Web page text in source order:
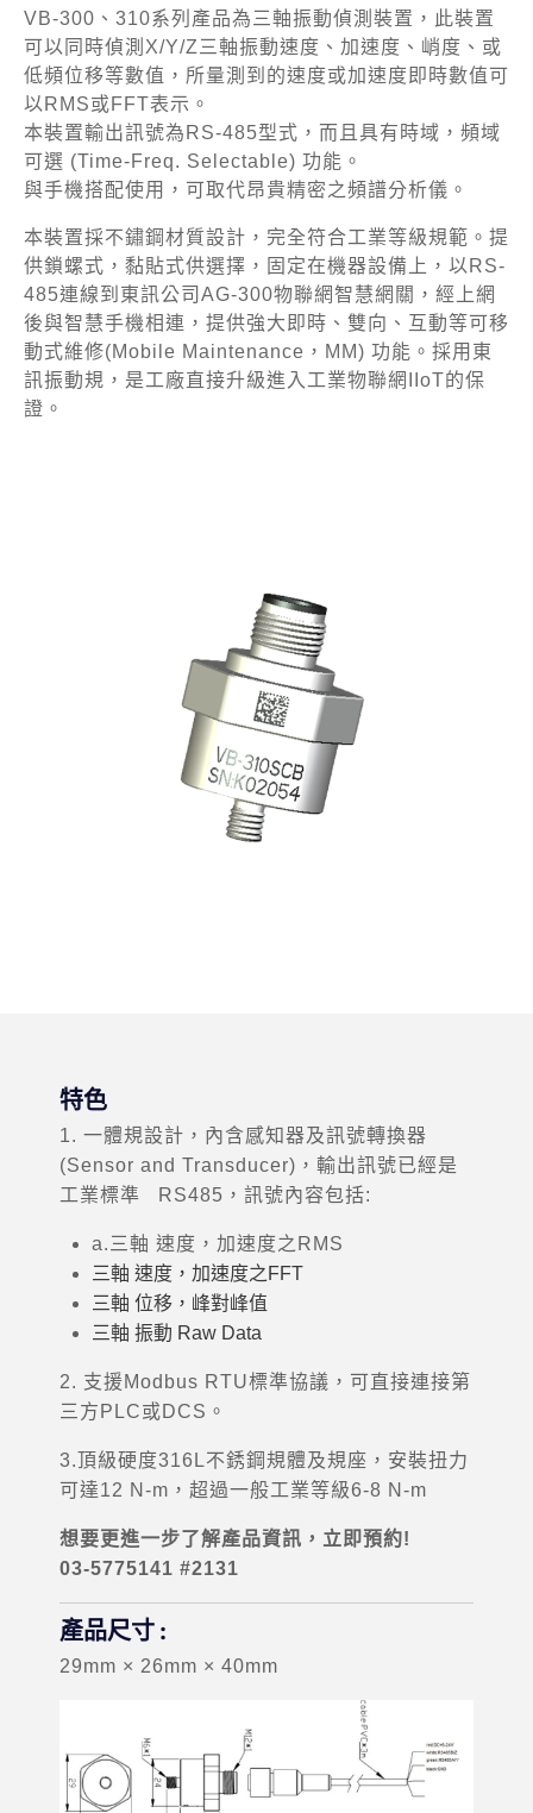
VB-300、310系列產品為三軸振動偵測裝置，此裝置
可以同時偵測X/Y/Z三軸振動速度、加速度、峭度、或
低頻位移等數值，所量測到的速度或加速度即時數值可
以RMS或FFT表示。
本裝置輸出訊號為RS-485型式，而且具有時域，頻域
可選 (Time-Freq. Selectable) 功能。
與手機搭配使用，可取代昂貴精密之頻譜分析儀。
本裝置採不鏽鋼材質設計，完全符合工業等級規範。提
供鎖螺式，黏貼式供選擇，固定在機器設備上，以RS-
485連線到東訊公司AG-300物聯網智慧網關，經上網
後與智慧手機相連，提供強大即時、雙向、互動等可移
動式維修(Mobile Maintenance，MM) 功能。採用東
訊振動規，是工廠直接升級進入工業物聯網IIoT的保
證。
特色
1. 一體規設計，內含感知器及訊號轉換器
(Sensor and Transducer)，輸出訊號已經是
工業標準 RS485，訊號內容包括:
a.三軸 速度，加速度之RMS
三軸 速度，加速度之FFT
三軸 位移，峰對峰值
三軸 振動 Raw Data
2. 支援Modbus RTU標準協議，可直接連接第
三方PLC或DCS。
3.頂級硬度316L不銹鋼規體及規座，安裝扭力
可達12 N-m，超過一般工業等級6-8 N-m
想要更進一步了解產品資訊，立即預約!
03-5775141 #2131
產品尺寸 :
29mm × 26mm × 40mm